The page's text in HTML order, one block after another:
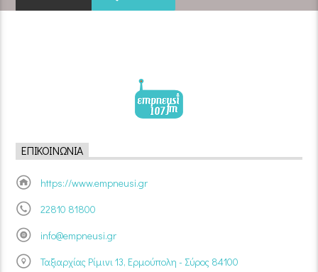
ΕΠΙΚΟΙΝΩΝΊΑ
https://www.empneusi.gr
22810 81800
info@empneusi.gr
Ταξιαρχίας Ρίμινι 13, Ερμούπολη - Σύρος 84100